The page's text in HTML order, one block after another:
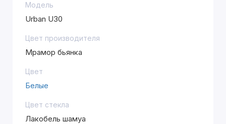
Модель
Urban U30
Цвет производителя
Мрамор бьянка
Цвет
Белые
Цвет стекла
Лакобель шамуа